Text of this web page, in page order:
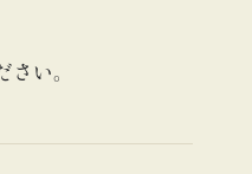
さい。